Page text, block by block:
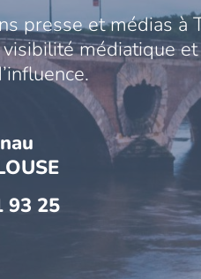
presse et médias à
médiatique
93 25